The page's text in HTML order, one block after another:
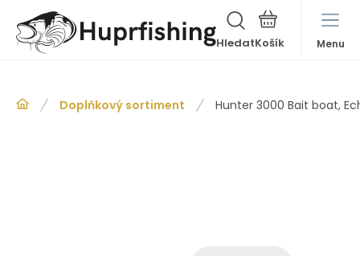
Hledat Menu
Doplňkový sortiment Hunter 3000 Bait boat,